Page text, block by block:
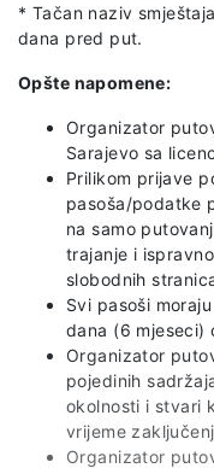
* Tačan naziv
dana pred put.
Opšte napomene:
Organizator
Sarajevo sa
Prilikom prijave
pasoša/podatke
na samo
trajanje i
slobodnih
Svi pasoši
dana (6 mjeseci)
Organizator
pojedinih
okolnosti i stvari
vrijeme
Organizator